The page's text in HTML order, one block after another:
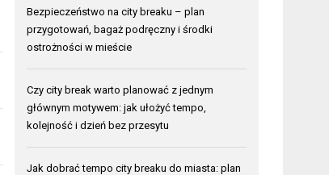
Bezpieczeństwo na city breaku – plan
przygotowań, bagaż podręczny i środki
ostrożności w mieście
Czy city break warto planować z jednym
głównym motywem: jak ułożyć tempo,
kolejność i dzień bez przesytu
Jak dobrać tempo city breaku do miasta: plan